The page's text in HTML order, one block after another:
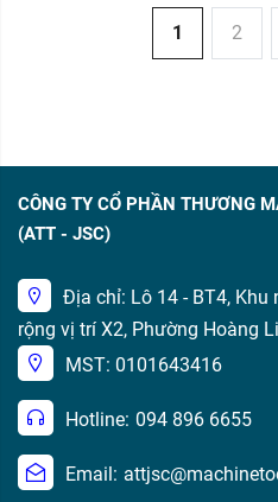
1 2
CÔNG TY CỔ PHẦN THƯƠNG
(ATT - JSC)
Địa chỉ: Lô 14 - BT4,
rộng vị trí X2, Phường Hoàng
MST: 0101643416
Hotline: 094 896 6655
Email: